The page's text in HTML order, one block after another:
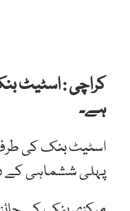
ہے۔
پہلی ششماہی کے